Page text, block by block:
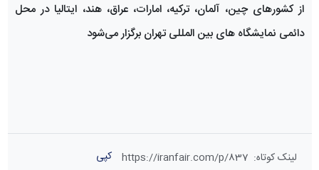
از کشورهای چین، آلمان، ترکیه، امارات، عراق، هند، ایتالیا در محل
دائمی نمایشگاه های بین المللی تهران برگزار می‌شود
لینک کوتاه:
https://iranfair.com/p/837 کپی